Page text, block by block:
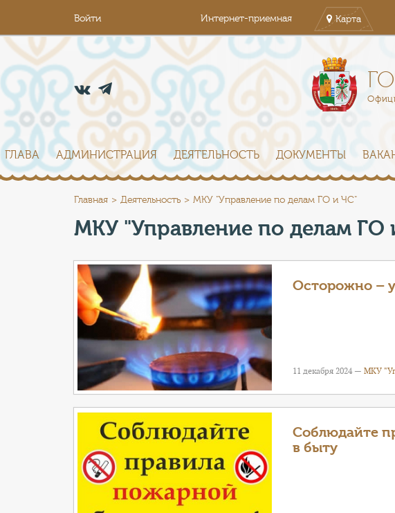
Войти Интернет-приемная Карта
ГЛАВА АДМИНИСТРАЦИЯ ДЕЯТЕЛЬНОСТЬ ДОКУМЕНТЫ
Главная Деятельность МКУ "Управление по делам ГО и ЧС"
МКУ "Управление по делам ГО
Осторожно –
11 декабря 2024 —МКУ
Соблюдайте
в быту